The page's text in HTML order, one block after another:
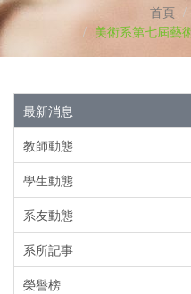
首頁
美術系第七屆藝
最新消息
教師動態
學生動態
系友動態
系所記事
榮譽榜